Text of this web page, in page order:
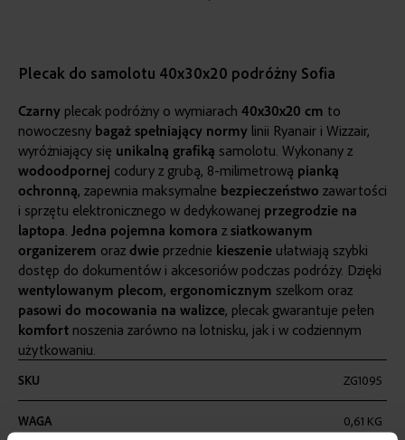
Plecak do samolotu 40x30x20 podróżny Sofia
Czarny plecak podróżny o wymiarach 40x30x20 cm to
nowoczesny bagaż spełniający normy linii Ryanair i Wizzair,
wyróżniający się unikalną grafiką samolotu. Wykonany z
wodoodpornej codury z grubą, 8-milimetrową pianką
ochronną, zapewnia maksymalne bezpieczeństwo zawartości
i sprzętu elektronicznego w dedykowanej przegrodzie na
laptopa. Jedna pojemna komora z siatkowanym
organizerem oraz dwie przednie kieszenie ułatwiają szybki
dostęp do dokumentów i akcesoriów podczas podróży. Dzięki
wentylowanym plecom, ergonomicznym szelkom oraz
pasowi do mocowania na walizce, plecak gwarantuje pełen
komfort noszenia zarówno na lotnisku, jak i w codziennym
użytkowaniu.
informacji
SKU ZG1095
WAGA 0,61 KG